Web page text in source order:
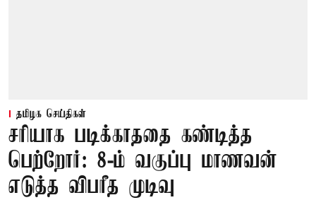
தமிழக செய்திகள்
சரியாக படிக்காததை கண்டித்த
பெற்றோர்: 8-ம் வகுப்பு மாணவன்
எடுத்த விபரீத முடிவு